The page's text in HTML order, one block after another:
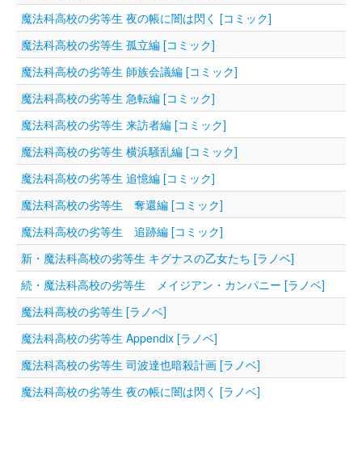
魔法科高校の劣等生 夜の帳に闇は閃く [コミック]
魔法科高校の劣等生 孤立編 [コミック]
魔法科高校の劣等生 師族会議編 [コミック]
魔法科高校の劣等生 急転編 [コミック]
魔法科高校の劣等生 来訪者編 [コミック]
魔法科高校の劣等生 横浜騒乱編 [コミック]
魔法科高校の劣等生 追憶編 [コミック]
魔法科高校の劣等生 奪還編 [コミック]
魔法科高校の劣等生 追跡編 [コミック]
新・魔法科高校の劣等生 キグナスの乙女たち [ラノベ]
続・魔法科高校の劣等生 メイジアン・カンパニー [ラノベ]
魔法科高校の劣等生 [ラノベ]
魔法科高校の劣等生 Appendix [ラノベ]
魔法科高校の劣等生 司波達也暗殺計画 [ラノベ]
魔法科高校の劣等生 夜の帳に闇は閃く [ラノベ]